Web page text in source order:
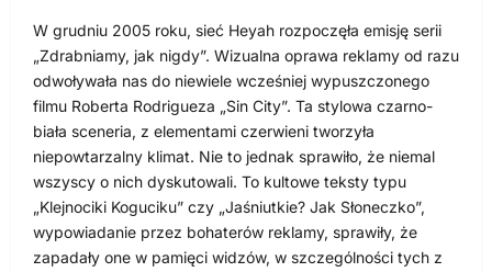
W grudniu 2005 roku, sieć Heyah rozpoczęła emisję serii
„Zdrabniamy, jak nigdy”. Wizualna oprawa reklamy od razu
odwoływała nas do niewiele wcześniej wypuszczonego
filmu Roberta Rodrigueza „Sin City”. Ta stylowa czarno-
biała sceneria, z elementami czerwieni tworzyła
niepowtarzalny klimat. Nie to jednak sprawiło, że niemal
wszyscy o nich dyskutowali. To kultowe teksty typu
„Klejnociki Koguciku” czy „Jaśniutkie? Jak Słoneczko”,
wypowiadanie przez bohaterów reklamy, sprawiły, że
zapadały one w pamięci widzów, w szczególności tych z